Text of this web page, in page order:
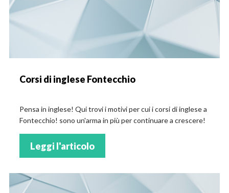
Corsi di inglese Fontecchio
Pensa in inglese! Qui trovi i motivi per cui i corsi di inglese a
Fontecchio! sono un'arma in più per continuare a crescere!
Leggi l'articolo